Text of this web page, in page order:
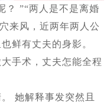
？ ”“两人是不是离婚
来风，近两年两人公
鲜有丈夫的身影。
手术，丈夫怎能全程
她解释事发突然且